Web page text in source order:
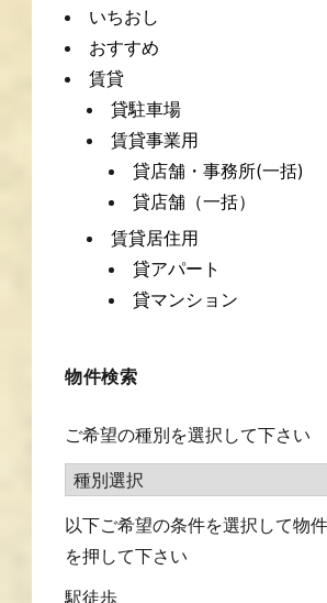
いちおし
おすすめ
賃貸
貸駐車場
賃貸事業用
貸店舗・事務所(一括)
貸店舗（一括）
賃貸居住用
貸アパート
貸マンション
物件検索
ご希望の種別を選択して下さい
以下ご希望の条件を選択して物
を押して下さい
駅徒歩